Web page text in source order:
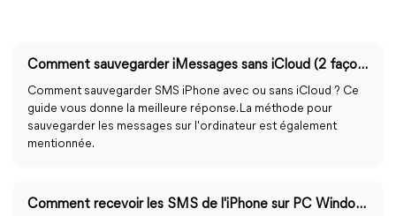
Comment sauvegarder iMessages sans iCloud (2 façons gratuites)
Comment sauvegarder SMS iPhone avec ou sans iCloud ? Ce
guide vous donne la meilleure réponse. La méthode pour
sauvegarder les messages sur l'ordinateur est également
mentionnée.
Comment recevoir les SMS de l'iPhone sur PC Windows 10/11